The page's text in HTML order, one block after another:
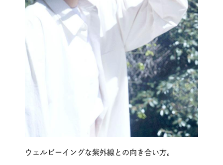
ウェルビーイングな紫外線との向き合い方。